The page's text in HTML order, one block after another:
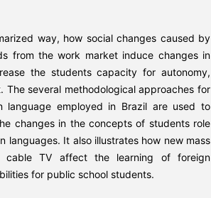
way, how social changes caused by
from the work market induce changes in
the students capacity for autonomy,
several methodological approaches for
language employed in Brazil are used to
changes in the concepts of students role
languages. It also illustrates how new mass
cable TV affect the learning of foreign
for public school students.